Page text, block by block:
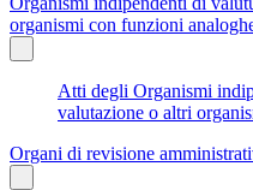
organismi con funzioni
Atti degli Organismi
valutazione o altri
Organi di revisione